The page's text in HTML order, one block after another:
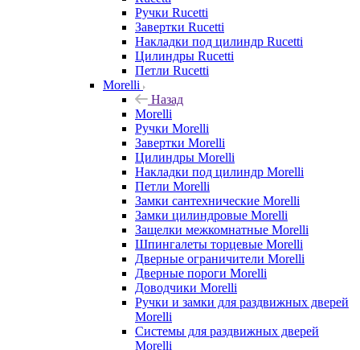
Ручки Rucetti
Завертки Rucetti
Накладки под цилиндр Rucetti
Цилиндры Rucetti
Петли Rucetti
Morelli
Назад
Morelli
Ручки Morelli
Завертки Morelli
Цилиндры Morelli
Накладки под цилиндр Morelli
Петли Morelli
Замки сантехнические Morelli
Замки цилиндровые Morelli
Защелки межкомнатные Morelli
Шпингалеты торцевые Morelli
Дверные ограничители Morelli
Дверные пороги Morelli
Доводчики Morelli
Ручки и замки для раздвижных дверей
Morelli
Системы для раздвижных дверей
Morelli